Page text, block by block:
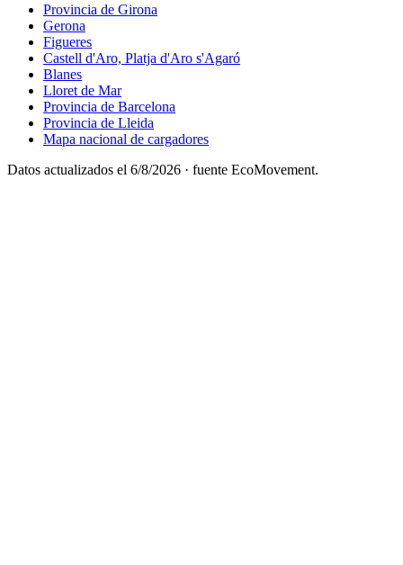
Provincia de Girona
Gerona
Figueres
Castell d'Aro, Platja d'Aro s'Agaró
Blanes
Lloret de Mar
Provincia de Barcelona
Provincia de Lleida
Mapa nacional de cargadores
Datos actualizados el 6/8/2026 · fuente EcoMovement.